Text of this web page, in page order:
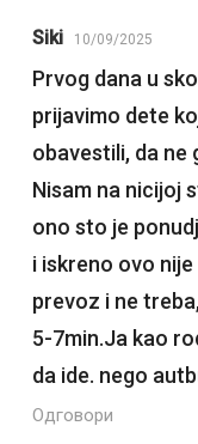
Siki 10/09/2025
Prvog dana u
prijavimo dete
obavestili, da ne
Nisam na nicijoj
ono sto je
i iskreno ovo
prevoz i ne
5-7min.Ja kao
da ide. nego
Одговори